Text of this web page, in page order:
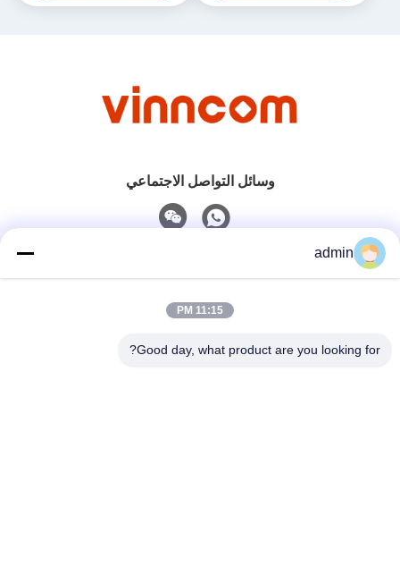
وسائل التواصل الاجتماعي
0086-551-65396351
admin
11:15 PM
Good day, what product are you looking for?